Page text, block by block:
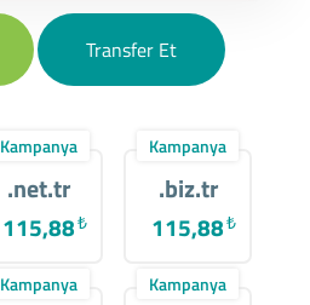
Transfer Et
Kampanya
.net.tr
₺
115,88
Kampanya
.biz.tr
₺
115,88
Kampanya Kampanya